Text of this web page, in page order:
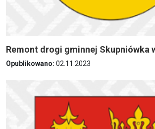
Remont drogi gminnej Skupniówka
Opublikowano: 02.11.2023